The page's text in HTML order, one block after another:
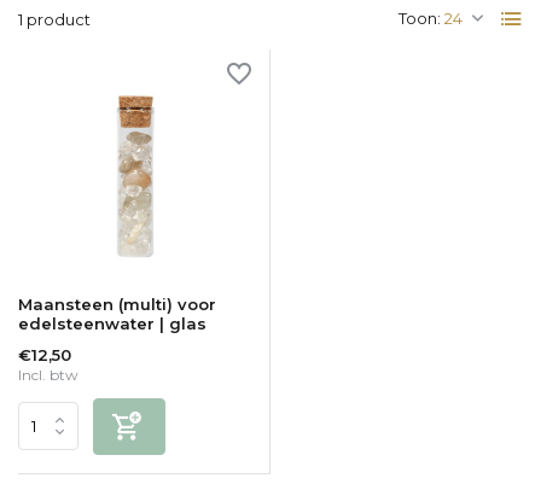
1 product Toon:
Maansteen (multi) voor
edelsteenwater | glas
€12,50
Incl. btw